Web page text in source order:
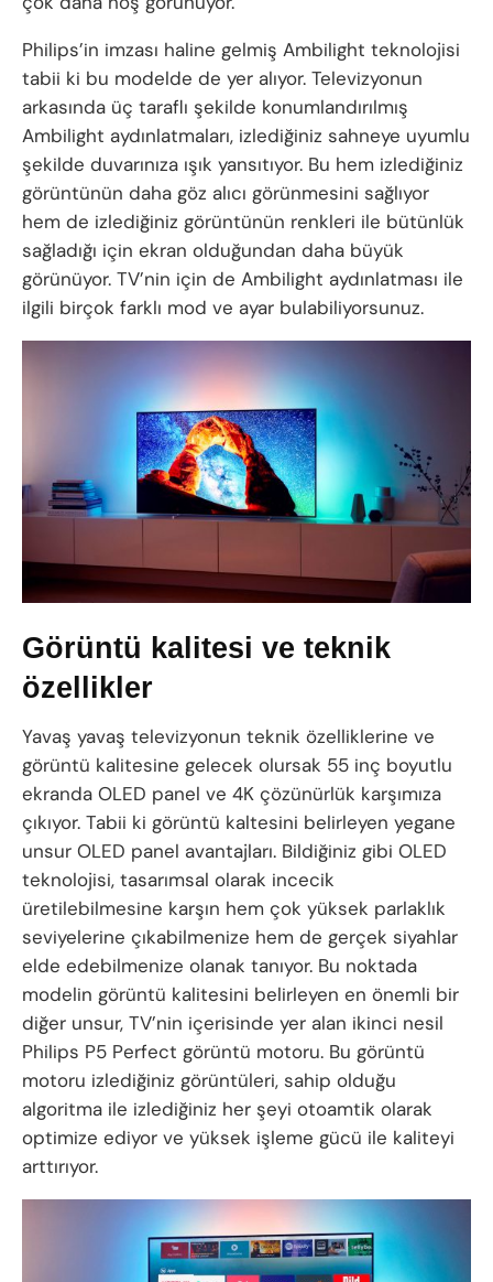
Philips’in imzası haline gelmiş Ambilight teknolojisi
tabii ki bu modelde de yer alıyor. Televizyonun
arkasında üç taraflı şekilde konumlandırılmış
Ambilight aydınlatmaları, izlediğiniz sahneye uyumlu
şekilde duvarınıza ışık yansıtıyor. Bu hem izlediğiniz
görüntünün daha göz alıcı görünmesini sağlıyor
hem de izlediğiniz görüntünün renkleri ile bütünlük
sağladığı için ekran olduğundan daha büyük
görünüyor. TV’nin için de Ambilight aydınlatması ile
ilgili birçok farklı mod ve ayar bulabiliyorsunuz.
Görüntü kalitesi ve teknik
özellikler
Yavaş yavaş televizyonun teknik özelliklerine ve
görüntü kalitesine gelecek olursak 55 inç boyutlu
ekranda OLED panel ve 4K çözünürlük karşımıza
çıkıyor. Tabii ki görüntü kaltesini belirleyen yegane
unsur OLED panel avantajları. Bildiğiniz gibi OLED
teknolojisi, tasarımsal olarak incecik
üretilebilmesine karşın hem çok yüksek parlaklık
seviyelerine çıkabilmenize hem de gerçek siyahlar
elde edebilmenize olanak tanıyor. Bu noktada
modelin görüntü kalitesini belirleyen en önemli bir
diğer unsur, TV’nin içerisinde yer alan ikinci nesil
Philips P5 Perfect görüntü motoru. Bu görüntü
motoru izlediğiniz görüntüleri, sahip olduğu
algoritma ile izlediğiniz her şeyi otoamtik olarak
optimize ediyor ve yüksek işleme gücü ile kaliteyi
arttırıyor.